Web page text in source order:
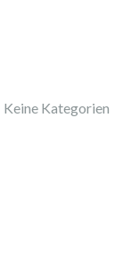
Keine Kategorien